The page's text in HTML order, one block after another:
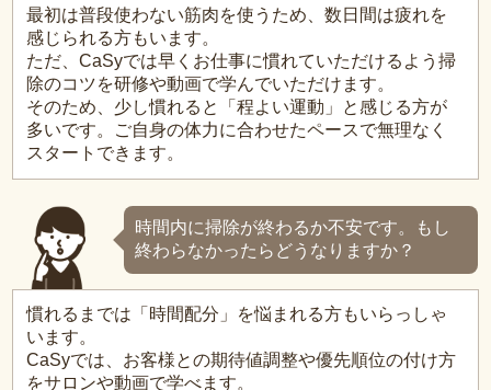
最初は普段使わない筋肉を使うため、数日間は疲れを
感じられる方もいます。
ただ、CaSyでは早くお仕事に慣れていただけるよう掃
除のコツを研修や動画で学んでいただけます。
そのため、少し慣れると「程よい運動」と感じる方が
多いです。ご自身の体力に合わせたペースで無理なく
スタートできます。
時間内に掃除が終わるか不安です。もし
終わらなかったらどうなりますか？
慣れるまでは「時間配分」を悩まれる方もいらっしゃ
います。
CaSyでは、お客様との期待値調整や優先順位の付け方
をサロンや動画で学べます。